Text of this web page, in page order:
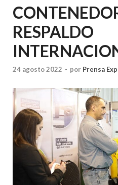
RESPALDO
24 agosto 2022 - por Prensa